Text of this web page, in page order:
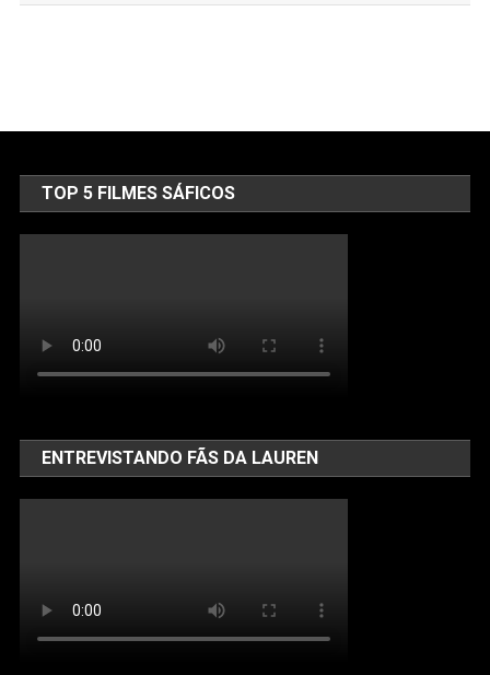
TOP 5 FILMES SÁFICOS
ENTREVISTANDO FÃS DA LAUREN